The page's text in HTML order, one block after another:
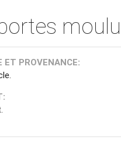
ET PROVENANCE: